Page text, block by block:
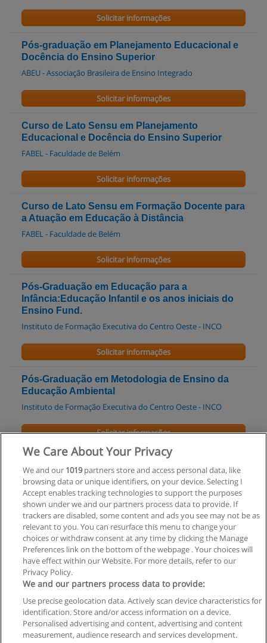
Solicitar informações
Pós-graduação em Planejamento Educacional e
Docência do Ensino Superior
ABEU - Associação Brasileira de Ensino Integrado
Solicitar informações
Curso de Lato Sensu em Planejamento
Educacional e Docência do Ensino Superior
FABEL - Faculdade de Belém
Solicitar informações
Curso de Lato Sensu em Formação Docente para
a Atuação em Educação à Distância
FABEL - Faculdade de Belém
Solicitar informações
Pós-Graduação em Educação para a
Infância:Educação Infantil e os anos iniciais do
Ensino Fund.
Instituto de Formação Executiva do Centro Oeste - INCO
Solicitar informações
Pós-Graduação em Metodologia de Ensino da
Educação Ambiental
Instituto de Formação Executiva do Centro Oeste - INCO
Solicitar informações
Pós-Graduação em Metodologia de Ensino da
Filosofia
Instituto de Formação Executiva do Centro Oeste - INCO
Solicitar informações
Regras de uso
Privacidade de dados
Entrar em contato com Educaedu
We Care About Your Privacy
We and our 1019partners store and access personal data, like
browsing data or unique identifiers, on your device. Selecting I
Accept enables tracking technologies to support the purposes
shown under we and our partners process data to provide. If
trackers are disabled, some content and ads you see may not be as
relevant to you. You can resurface this menu to change your
choices or withdraw consent at any time by clicking the Manage
Preferences link on the bottom of the webpage . Your choices will
have effect within our Website. For more details, refer to our
Privacy Policy.
We and our partners process data to provide:
Use precise geolocation data. Actively scan device characteristics for
identification. Store and/or access information on a device.
Personalised advertising and content, advertising and content
measurement, audience research and services development.